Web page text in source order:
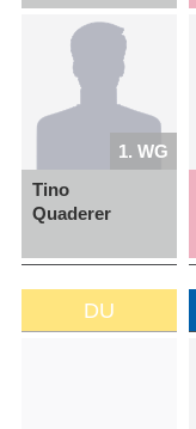
1. WG
Tino
Quaderer
DU